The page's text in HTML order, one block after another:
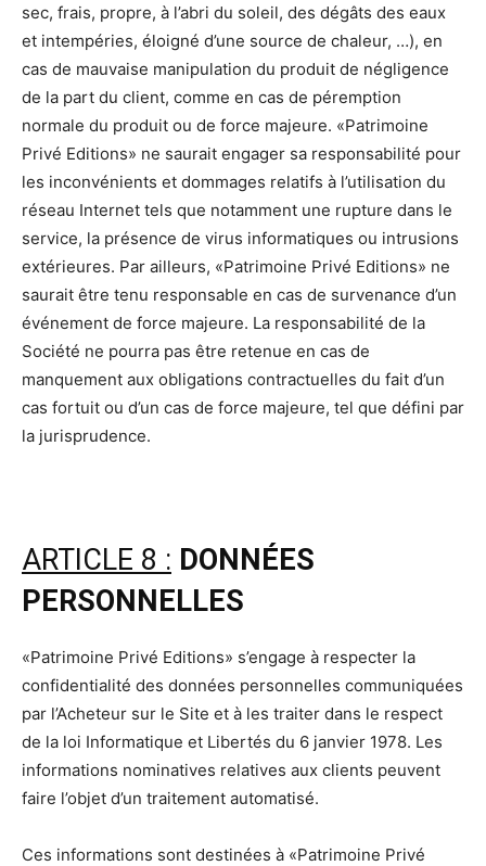
sec, frais, propre, à l’abri du soleil, des dégâts des eaux
et intempéries, éloigné d’une source de chaleur, …), en
cas de mauvaise manipulation du produit de négligence
de la part du client, comme en cas de péremption
normale du produit ou de force majeure. «Patrimoine
Privé Editions» ne saurait engager sa responsabilité pour
les inconvénients et dommages relatifs à l’utilisation du
réseau Internet tels que notamment une rupture dans le
service, la présence de virus informatiques ou intrusions
extérieures. Par ailleurs, «Patrimoine Privé Editions» ne
saurait être tenu responsable en cas de survenance d’un
événement de force majeure. La responsabilité de la
Société ne pourra pas être retenue en cas de
manquement aux obligations contractuelles du fait d’un
cas fortuit ou d’un cas de force majeure, tel que défini par
la jurisprudence.
ARTICLE 8 : DONNÉES
PERSONNELLES
«Patrimoine Privé Editions» s’engage à respecter la
confidentialité des données personnelles communiquées
par l’Acheteur sur le Site et à les traiter dans le respect
de la loi Informatique et Libertés du 6 janvier 1978. Les
informations nominatives relatives aux clients peuvent
faire l’objet d’un traitement automatisé.
Ces informations sont destinées à «Patrimoine Privé